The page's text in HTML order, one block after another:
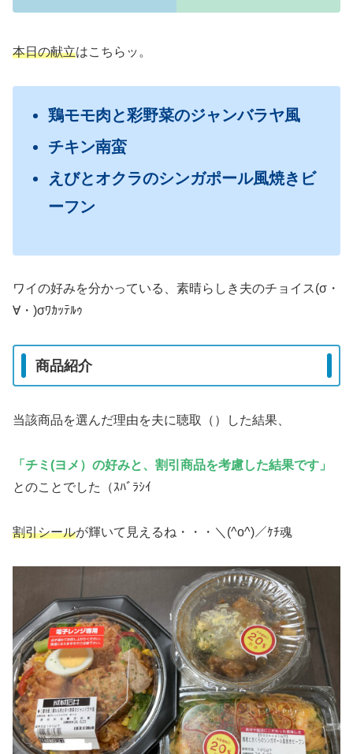
本日の献立はこちらッ。
鶏モモ肉と彩野菜のジャンバラヤ風
チキン南蛮
えびとオクラのシンガポール風焼きビ
ーフン
ワイの好みを分かっている、素晴らしき夫のチョイス(σ・
∀・)σﾜｶｯﾃﾙｩ
商品紹介
当該商品を選んだ理由を夫に聴取（）した結果、
「チミ (ヨメ） の好みと、割引商品を考慮した結果です」
とのことでした（ｽﾊﾞﾗｼｲ
割引シールが輝いて見えるね・・・＼(^o^)／ｹﾁ魂